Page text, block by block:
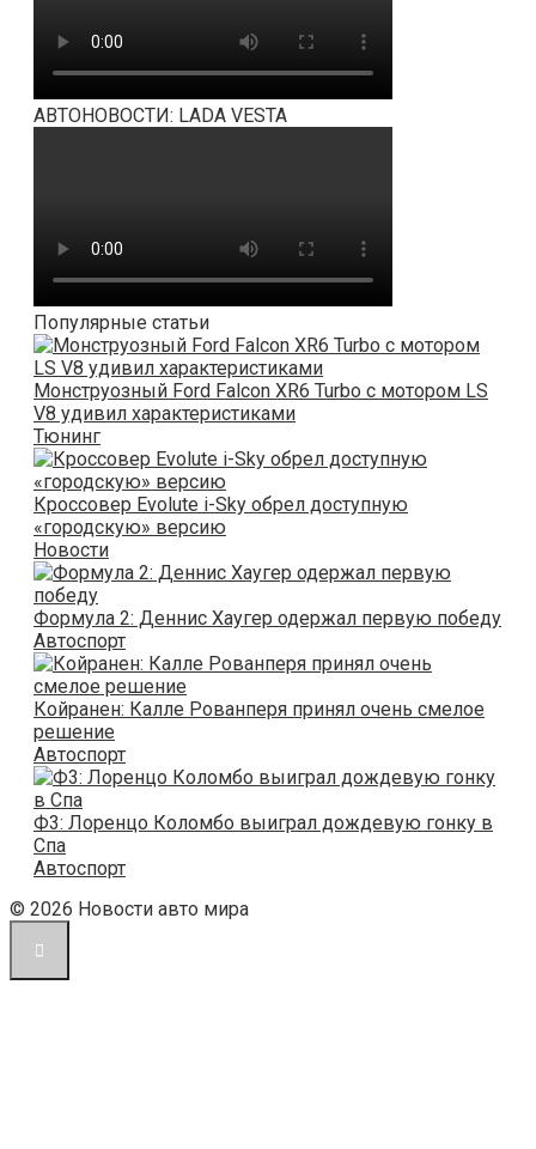
АВТОНОВОСТИ: LADA VESTA
Популярные статьи
Монструозный Ford Falcon XR6 Turbo с мотором LS
V8 удивил характеристиками
Тюнинг
Кроссовер Evolute i-Sky обрел доступную
«городскую» версию
Новости
Формула 2: Деннис Хаугер одержал первую победу
Автоспорт
Койранен: Калле Рованперя принял очень смелое
решение
Автоспорт
Ф3: Лоренцо Коломбо выиграл дождевую гонку в
Спа
Автоспорт
© 2026 Новости авто мира